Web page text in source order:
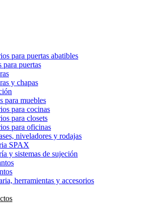
para puertas abatibles
para puertas
y chapas
para muebles
para cocinas
para closets
para oficinas
niveladores y rodajas
SPAX
y sistemas de sujeción
herramientas y accesorios